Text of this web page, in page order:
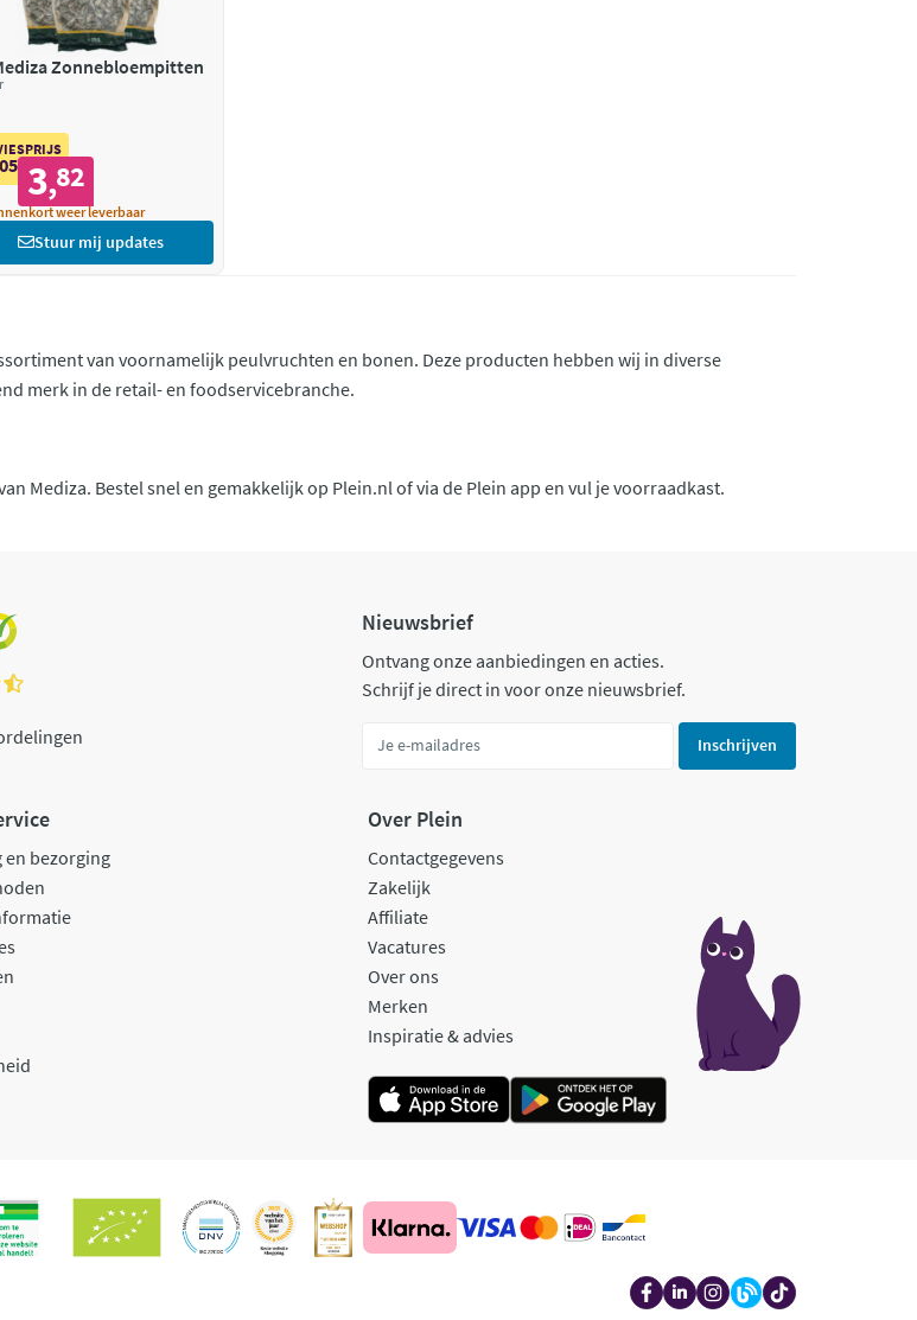
Zonnebloempitten
05 3,82
weer leverbaar
Stuur mij updates
van voornamelijk peulvruchten en bonen. Deze producten hebben wij in diverse
merk in de retail- en foodservicebranche.
Mediza. Bestel snel en gemakkelijk op Plein.nl of via de Plein app en vul je voorraadkast.
Nieuwsbrief
Ontvang onze aanbiedingen en acties.
Schrijf je direct in voor onze nieuwsbrief.
Inschrijven
en bezorging
Over Plein
Contactgegevens
Zakelijk
Affiliate
Vacatures
Over ons
Merken
Inspiratie & advies